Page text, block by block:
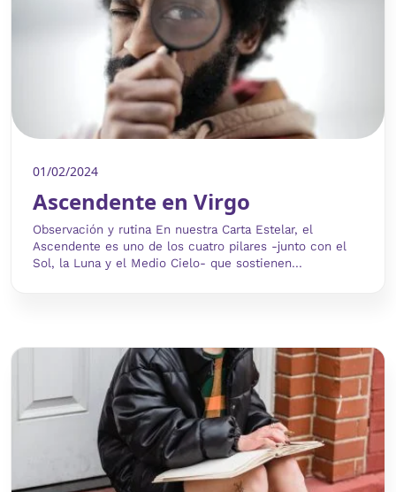
01/02/2024
Ascendente en Virgo
Observación y rutina En nuestra Carta Estelar, el
Ascendente es uno de los cuatro pilares -junto con el
Sol, la Luna y el Medio Cielo- que sostienen...